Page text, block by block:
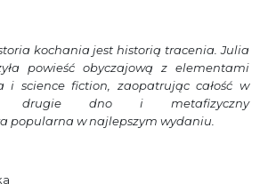
kochania jest historią tracenia. Julia
powieść obyczajową z elementami
i science fiction, zaopatrując całość w
drugie dno i metafizyczny
popularna w najlepszym wydaniu.